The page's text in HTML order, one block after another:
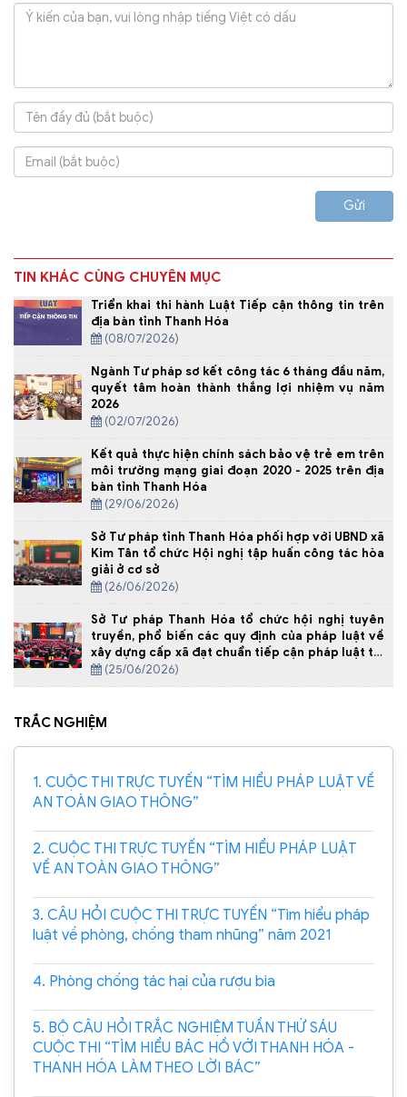
Gửi
TIN KHÁC CÙNG CHUYÊN MỤC
Triển khai thi hành Luật Tiếp cận thông tin trên
địa bàn tỉnh Thanh Hóa
(08/07/2026)
Ngành Tư pháp sơ kết công tác 6 tháng đầu năm,
quyết tâm hoàn thành thắng lợi nhiệm vụ năm
2026
(02/07/2026)
Kết quả thực hiện chính sách bảo vệ trẻ em trên
môi trường mạng giai đoạn 2020 - 2025 trên địa
bàn tỉnh Thanh Hóa
(29/06/2026)
Sở Tư pháp tỉnh Thanh Hóa phối hợp với UBND xã
Kim Tân tổ chức Hội nghị tập huấn công tác hòa
giải ở cơ sở
(26/06/2026)
Sở Tư pháp Thanh Hóa tổ chức hội nghị tuyên
truyền, phổ biến các quy định của pháp luật về
xây dựng cấp xã đạt chuẩn tiếp cận pháp luật tại
Xã Yên Định
(25/06/2026)
TRẮC NGHIỆM
1. CUỘC THI TRỰC TUYẾN “TÌM HIỂU PHÁP LUẬT VỀ
AN TOÀN GIAO THÔNG”
2. CUỘC THI TRỰC TUYẾN “TÌM HIỂU PHÁP LUẬT
VỀ AN TOÀN GIAO THÔNG”
3. CÂU HỎI CUỘC THI TRỰC TUYẾN “Tìm hiểu pháp
luật về phòng, chống tham nhũng” năm 2021
4. Phòng chống tác hại của rượu bia
5. BỘ CÂU HỎI TRẮC NGHIỆM TUẦN THỨ SÁU
CUỘC THI “TÌM HIỂU BÁC HỒ VỚI THANH HÓA -
THANH HÓA LÀM THEO LỜI BÁC”